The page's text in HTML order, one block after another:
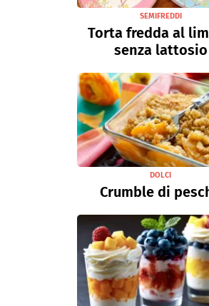
SEMIFREDDI
Torta fredda al
senza lattosio
DOLCI
Crumble di